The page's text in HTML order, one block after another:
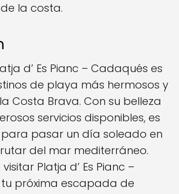
la costa.
d’ Es Pianc – Cadaqués es
de playa más hermosos y
Costa Brava. Con su belleza
servicios disponibles, es
pasar un día soleado en
del mar mediterráneo.
Platja d’ Es Pianc –
próxima escapada de